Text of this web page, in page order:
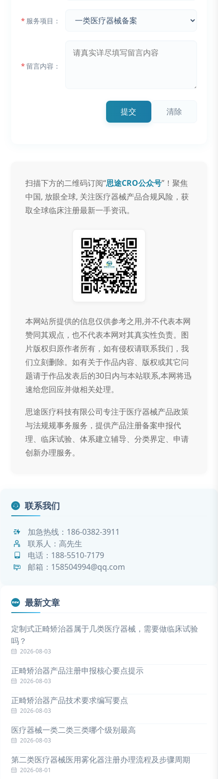
* 服务项目：
* 留言内容：
提交 清除
扫描下方的二维码订阅“思途CRO公众号”！聚焦
中国, 放眼全球, 关注医疗器械产品合规风险，获
取全球临床注册最新一手资讯。
本网站所提供的信息仅供参考之用,并不代表本网
赞同其观点，也不代表本网对其真实性负责。图
片版权归原作者所有，如有侵权请联系我们，我
们立刻删除。如有关于作品内容、版权或其它问
题请于作品发表后的30日内与本站联系,本网将迅
速给您回应并做相关处理。
思途医疗科技有限公司专注于医疗器械产品政策
与法规规事务服务，提供产品注册备案申报代
理、临床试验、体系建立辅导、分类界定、申请
创新办理服务。
联系我们
加急热线： 186-0382-3911
联系人：高先生
电话： 188-5510-7179
邮箱：158504994@qq.com
最新文章
定制式正畸矫治器属于几类医疗器械，需要做临床试验
吗？
2026-08-03
正畸矫治器产品注册申报核心要点提示
2026-08-03
正畸矫治器产品技术要求编写要点
2026-08-03
医疗器械一类二类三类哪个级别最高
2026-08-03
第二类医疗器械医用雾化器注册办理流程及步骤周期
2026-08-01